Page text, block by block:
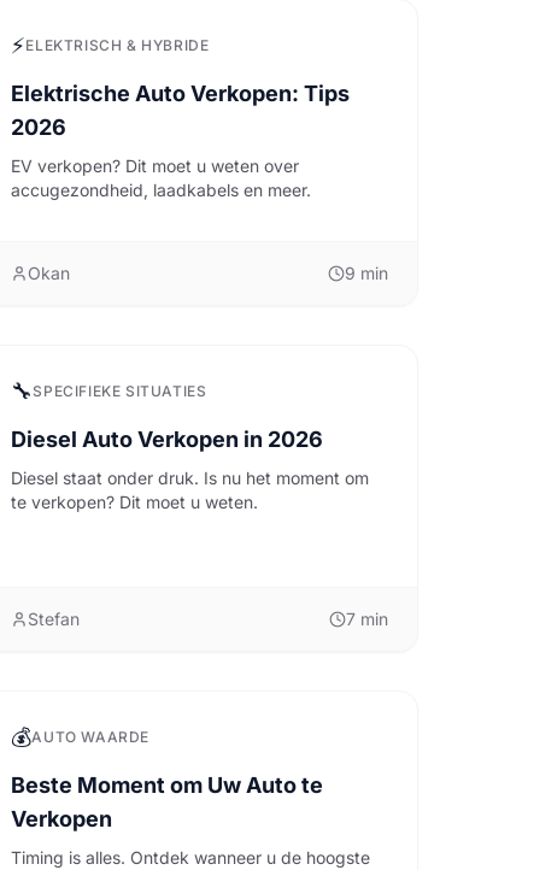
⚡ELEKTRISCH & HYBRIDE
Elektrische Auto Verkopen: Tips
2026
EV verkopen? Dit moet u weten over
accugezondheid, laadkabels en meer.
Okan 9 min
🔧 SPECIFIEKE SITUATIES
Diesel Auto Verkopen in 2026
Diesel staat onder druk. Is nu het moment om
te verkopen? Dit moet u weten.
Stefan 7min
💰AUTO WAARDE
Beste Moment om Uw Auto te
Verkopen
Timing is alles. Ontdek wanneer u de hoogste